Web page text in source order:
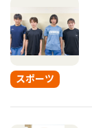
スポーツ